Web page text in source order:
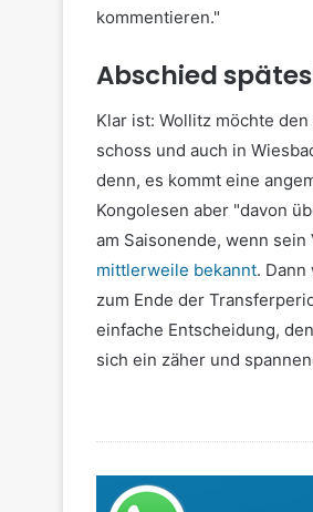
kommentieren."
Abschied
Klar ist: Wollitz möchte
schoss und auch in
denn, es kommt eine
Kongolesen aber "davon
am Saisonende, wenn
mittlerweile bekannt.
zum Ende der
einfache Entscheidung,
sich ein zäher und